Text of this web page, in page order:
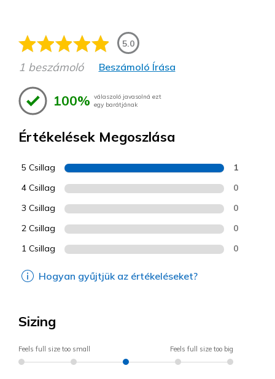
5.0
1 beszámoló Beszámoló Írása
100% válaszoló javasolná ezt
egy barátjának
Értékelések Megoszlása
5 Csillag 1
4 Csillag 0
3 Csillag 0
2 Csillag 0
1 Csillag 0
Hogyan gyűjtjük az értékeléseket?
Sizing
Feels full size too small Feels full size too big